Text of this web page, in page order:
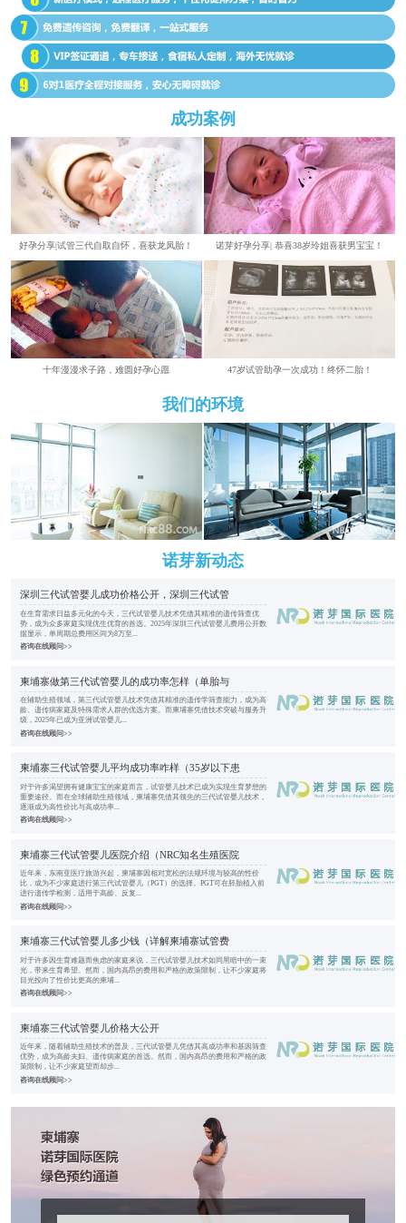
成功案例
好孕分享|试管三代自取自怀，喜获龙凤胎！ 诺芽好孕分享| 恭喜38岁玲姐喜获男宝宝！
​​十年漫漫求子路，难圆好孕心愿 47岁试管助孕一次成功！终怀二胎！
我们的环境
诺芽新动态
深圳三代试管婴儿成功价格公开，深圳三代试管
在生育需求日益多元化的今天，三代试管婴儿技术凭借其精准的遗传筛查优
势，成为众多家庭实现优生优育的首选。2025年深圳三代试管婴儿费用公开数
据显示，单周期总费用区间为8万至...
咨询在线顾问>>
柬埔寨做第三代试管婴儿的成功率怎样（单胎与
在辅助生殖领域，第三代试管婴儿技术凭借其精准的遗传学筛查能力，成为高
龄、遗传病家庭及特殊需求人群的优选方案。而柬埔寨凭借技术突破与服务升
级，2025年已成为亚洲试管婴儿...
咨询在线顾问>>
柬埔寨三代试管婴儿平均成功率咋样（35岁以下患
对于许多渴望拥有健康宝宝的家庭而言，试管婴儿技术已成为实现生育梦想的
重要途径。而在全球辅助生殖领域，柬埔寨凭借其领先的三代试管婴儿技术，
逐渐成为高性价比与高成功率...
咨询在线顾问>>
柬埔寨三代试管婴儿医院介绍（NRC知名生殖医院
近年来，东南亚医疗旅游兴起，柬埔寨因相对宽松的法规环境与较高的性价
比，成为不少家庭进行第三代试管婴儿（PGT）的选择。PGT可在胚胎植入前
进行遗传学检测，适用于高龄、反复...
咨询在线顾问>>
柬埔寨三代试管婴儿多少钱（详解柬埔寨试管费
对于许多因生育难题而焦虑的家庭来说，三代试管婴儿技术如同黑暗中的一束
光，带来生育希望。然而，国内高昂的费用和严格的政策限制，让不少家庭将
目光投向了性价比更高的柬埔...
咨询在线顾问>>
柬埔寨三代试管婴儿价格大公开
近年来，随着辅助生殖技术的普及，三代试管婴儿凭借其高成功率和基因筛查
优势，成为高龄夫妇、遗传病家庭的首选。然而，国内高昂的费用和严格的政
策限制，让不少家庭望而却步...
咨询在线顾问>>